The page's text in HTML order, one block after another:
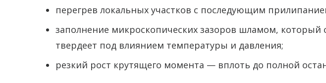
перегрев локальных участков с последующим
заполнение микроскопических зазоров шламом, который
твердеет под влиянием температуры и давления;
резкий рост крутящего момента — вплоть до полной